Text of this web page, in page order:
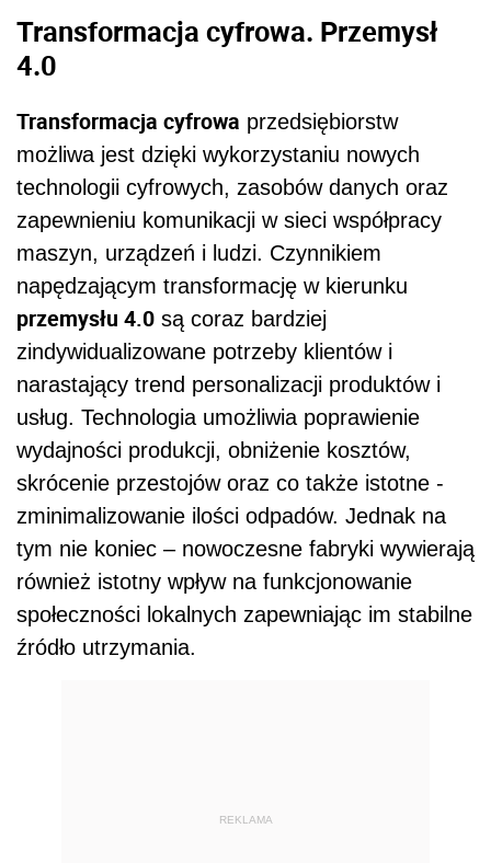
Transformacja cyfrowa. Przemysł
4.0
Transformacja cyfrowa przedsiębiorstw
możliwa jest dzięki wykorzystaniu nowych
technologii cyfrowych, zasobów danych oraz
zapewnieniu komunikacji w sieci współpracy
maszyn, urządzeń i ludzi. Czynnikiem
napędzającym transformację w kierunku
przemysłu 4.0 są coraz bardziej
zindywidualizowane potrzeby klientów i
narastający trend personalizacji produktów i
usług. Technologia umożliwia poprawienie
wydajności produkcji, obniżenie kosztów,
skrócenie przestojów oraz co także istotne -
zminimalizowanie ilości odpadów. Jednak na
tym nie koniec – nowoczesne fabryki wywierają
również istotny wpływ na funkcjonowanie
społeczności lokalnych zapewniając im stabilne
źródło utrzymania.
REKLAMA